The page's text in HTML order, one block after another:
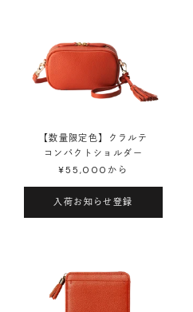
【数量限定色】クラルテ
コンパクトショルダー
¥55,000 から
入荷お知らせ登録